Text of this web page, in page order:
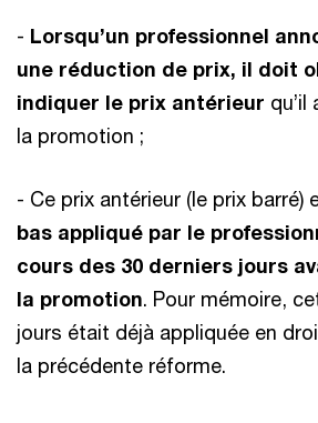
- Lorsqu’un professionnel
une réduction de prix, il doit
indiquer le prix antérieur
la promotion ;
- Ce prix antérieur (le prix barré)
bas appliqué par le
cours des 30 derniers jours
la promotion. Pour mémoire,
jours était déjà appliquée en
la précédente réforme.